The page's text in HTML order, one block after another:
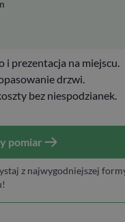
i prezentacja na miejscu.
drzwi.
bez niespodzianek.
pomiar
z najwygodniejszej